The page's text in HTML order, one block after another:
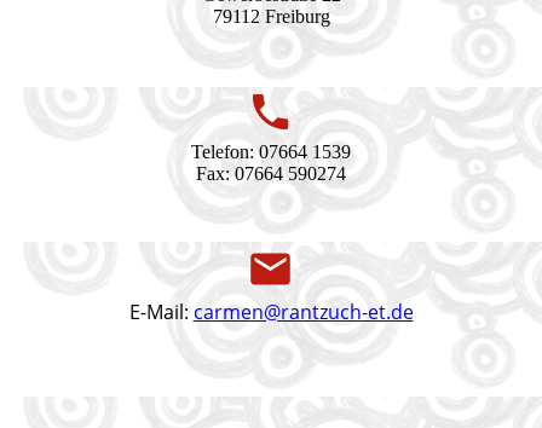
79112 Freiburg
Telefon: 07664 1539
Fax: 07664 590274
E-Mail: carmen@rantzuch-et.de